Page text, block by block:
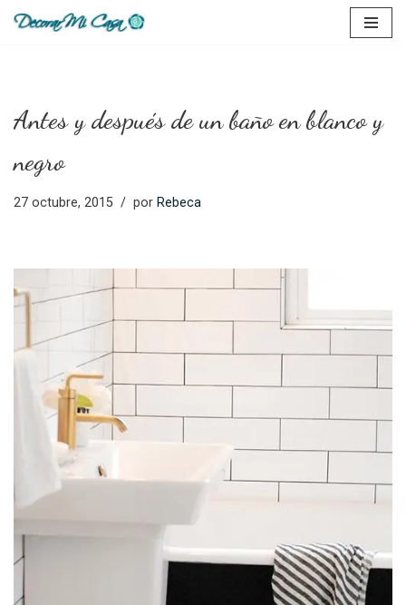
Antes y después de un baño en blanco y
negro
27 octubre, 2015 por Rebeca